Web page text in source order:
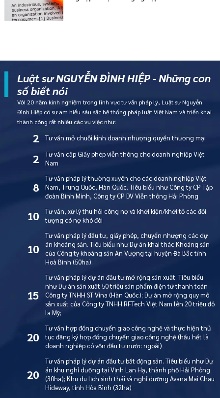
Luật sư NGUYỄN ĐÌNH HIỆP - Những con
số biết nói
Với 20 năm kinh nghiệm trong lĩnh vực tư vấn pháp lý, Luật sư Nguyễn
Đình Hiệp có sự am hiểu sâu sắc hệ thống pháp luật Việt Nam và triển khai
thành công rất nhiều các vụ việc như:
2 Tư vấn mở chuỗi kinh doanh nhượng quyền thương mại
2
Tư vấn cấp Giấy phép viễn thông cho doanh nghiệp Việt
Nam
8
Tư vấn pháp lý thường xuyên cho các doanh nghiệp Việt
Nam, Trung Quốc, Hàn Quốc. Tiêu biểu như Công ty CP Tập
đoàn Bình Minh, Công ty CP DV Viễn thông Hải Phòng
10
Tư vấn, xử lý thu hồi công nợ và khởi kiện/khởi tố các đối
tượng có nợ khó đòi
10
Tư vấn pháp lý đầu tư, giấy phép, chuyển nhượng các dự
án khoáng sản. Tiêu biểu như Dự án khai thác Khoáng sản
của Công ty khoáng sản An Vượng tại huyện Đà Bắc tỉnh
Hoà Bình (50ha).
15
Tư vấn pháp lý dự án đầu tư mở rộng sản xuất. Tiêu biểu
như Dự án sản xuất 50 triệu sản phẩm điện tử thanh toán
Công ty TNHH ST Vina (Hàn Quốc); Dự án mở rộng quy mô
sản xuất của Công ty TNHH RFTech Việt Nam lên 20 triệu đô
la Mỹ;
20
Tư vấn hợp đồng chuyển giao công nghệ và thực hiện thủ
tục đăng ký hợp đồng chuyển giao công nghệ (hầu hết là
doanh nghiệp có vốn đầu tư nước ngoài)
20
Tư vấn pháp lý dự án đầu tư bất động sản. Tiêu biểu như Dự
án khu nghỉ dưỡng tại Vịnh Lan Hạ, thành phố Hải Phòng
(30ha); Khu du lịch sinh thái và nghỉ dưỡng Avana Mai Chau
Hideway, tỉnh Hòa Bình (32ha)